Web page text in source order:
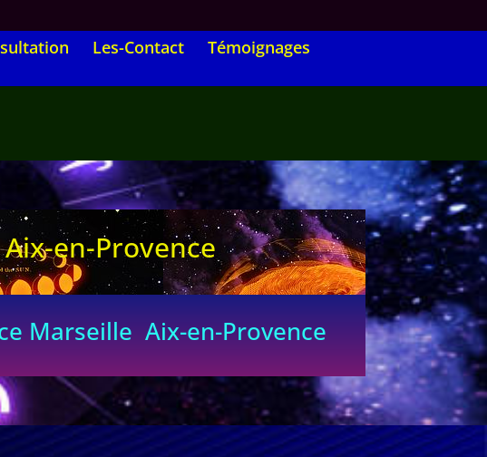
Les-Contact Témoignages
en-Provence
Aix-en-Provence